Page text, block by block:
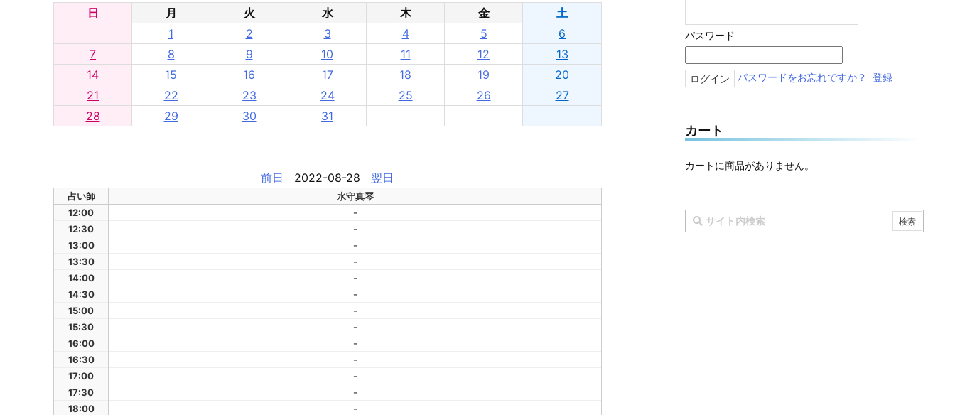
日 月 火 水 木 金
土
1
2 3 4 5
6
7
8 9 10 11 12
13
14
15 16 17 18 19
20
21
22 23 24 25 26
27
28
29 30 31
前日 2022-08-28 翌日
占い師
水守真琴
12:00
-
12:30
-
13:00
-
13:30
-
14:00
-
14:30
-
15:00
-
15:30
-
16:00
-
16:30
-
17:00
-
17:30
-
18:00
-
パスワード
パスワードをお忘れですか？ 登録
カート
カートに商品がありません。